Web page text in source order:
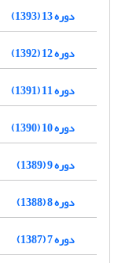
دوره 13 (1393)
دوره 12 (1392)
دوره 11 (1391)
دوره 10 (1390)
دوره 9 (1389)
دوره 8 (1388)
دوره 7 (1387)